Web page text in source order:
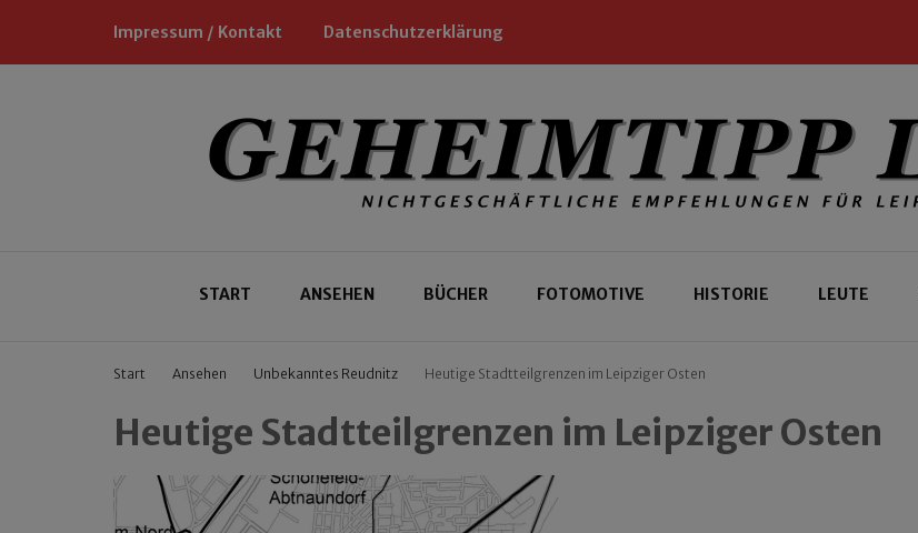
Impressum / Kontakt Datenschutzerklärung
Geheimtipp Leipzig
START ANSEHEN BÜCHER FOTOMOTIVE HISTORIE LEUTE
Start Ansehen Unbekanntes Reudnitz Heutige Stadtteilgrenzen im Leipziger Osten
Heutige Stadtteilgrenzen im Leipziger Osten